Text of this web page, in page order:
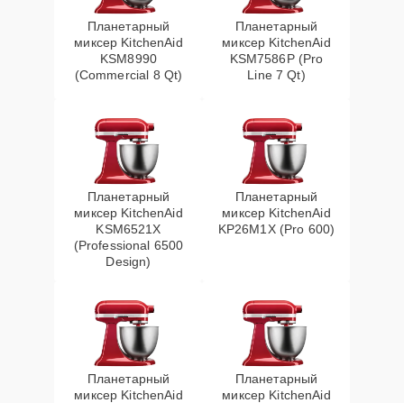
Планетарный
миксер KitchenAid
KSM8990
(Commercial 8 Qt)
Планетарный
миксер KitchenAid
KSM7586P (Pro
Line 7 Qt)
Планетарный
миксер KitchenAid
KSM6521X
(Professional 6500
Design)
Планетарный
миксер KitchenAid
KP26M1X (Pro 600)
Планетарный
миксер KitchenAid
Планетарный
миксер KitchenAid